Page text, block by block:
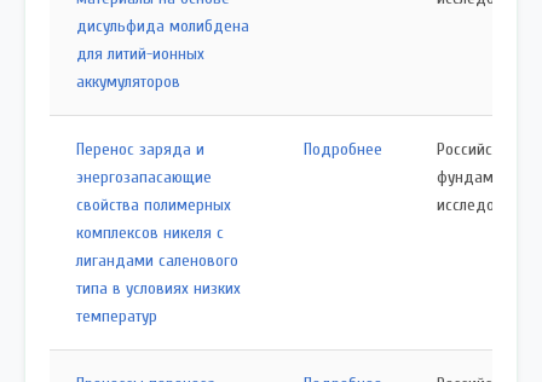
дисульфида молибдена
для литий-ионных
аккумуляторов
Перенос заряда и
энергозапасающие
свойства полимерных
комплексов никеля с
лигандами саленового
типа в условиях низких
температур
Подробнее
Российский
исследований